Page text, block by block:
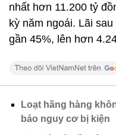
nhất hơn 11.200 tỷ
kỳ năm ngoái. Lãi
gần 45%, lên hơn
Loạt hãng hàng
báo nguy cơ bị kiện